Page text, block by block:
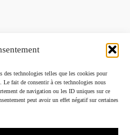
technologies telles que les cookies pour
Le fait de consentir à ces technologies nous
de navigation ou les ID uniques sur ce
peut avoir un effet négatif sur certaines